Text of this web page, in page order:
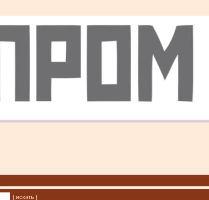
| искать |